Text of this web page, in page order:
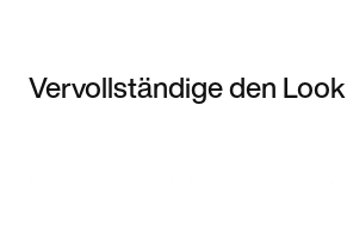
Vervollständige den Look